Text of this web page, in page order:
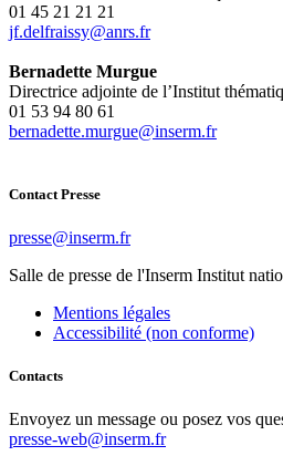
01 45 21 21 21
rf.srna@yssiarfled.fj
Bernadette Murgue
Directrice adjointe de l’Institut
01 53 94 80 61
rf.mresni@eugrum.ettedanreb
Contact Presse
rf.mresni@esserp
Salle de presse de l'Inserm Institut
Mentions légales
Accessibilité (non conforme)
Contacts
Envoyez un message ou posez vos
presse-web@inserm.fr